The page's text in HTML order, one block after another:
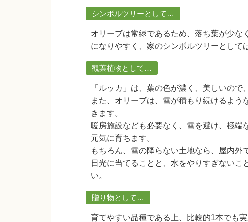
シンボルツリーとして…
オリーブは常緑であるため、落ち葉が少な
になりやすく、家のシンボルツリーとして
観葉植物として…
「ルッカ」は、葉の色が濃く、美しいので
また、オリーブは、雪が積もり続けるよう
きます。
暖房施設なども必要なく、雪を避け、極端
元気に育ちます。
もちろん、雪の降らない土地なら、屋内外
日光に当てることと、水をやりすぎないこ
い。
贈り物として…
育てやすい品種である上、比較的1本でも